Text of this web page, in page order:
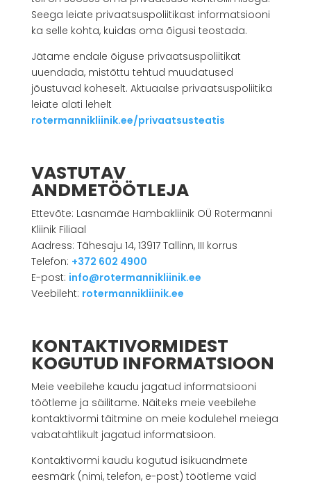
Seega leiate privaatsuspoliitikast informatsiooni
ka selle kohta, kuidas oma õigusi teostada.
Jätame endale õiguse privaatsuspoliitikat
uuendada, mistõttu tehtud muudatused
jõustuvad koheselt. Aktuaalse privaatsuspoliitika
leiate alati lehelt
rotermannikliinik.ee/privaatsusteatis
VASTUTAV
ANDMETÖÖTLEJA
Ettevõte: Lasnamäe Hambakliinik OÜ Rotermanni
Kliinik Filiaal
Aadress: Tähesaju 14, 13917 Tallinn, III korrus
Telefon: +372 602 4900
E-post: info@rotermannikliinik.ee
Veebileht: rotermannikliinik.ee
KONTAKTIVORMIDEST
KOGUTUD INFORMATSIOON
Meie veebilehe kaudu jagatud informatsiooni
töötleme ja säilitame. Näiteks meie veebilehe
kontaktivormi täitmine on meie kodulehel meiega
vabatahtlikult jagatud informatsioon.
Kontaktivormi kaudu kogutud isikuandmete
eesmärk (nimi, telefon, e-post) töötleme vaid